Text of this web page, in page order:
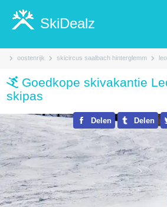
oostenrijk skicircus saalbach hinterglemm
SkiDealz
Goedkope skivakantie
skipas
Delen Delen